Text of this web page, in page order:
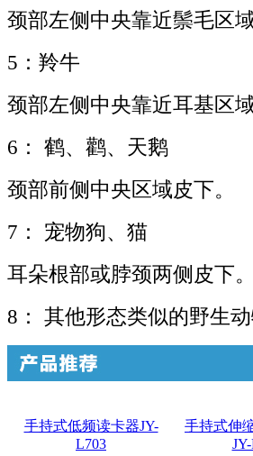
颈部左侧中央靠近鬃毛区域
5：羚牛
颈部左侧中央靠近耳基区域
6： 鹤、鹳、天鹅
颈部前侧中央区域皮下。
7： 宠物狗、猫
耳朵根部或脖颈两侧皮下。
8： 其他形态类似的野生
手持式低频读卡器JY-
L703
手持式伸